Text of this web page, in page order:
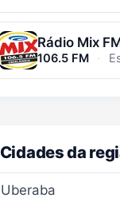
Rádio Mix
106.5 FM ·
Cidades da
Uberaba